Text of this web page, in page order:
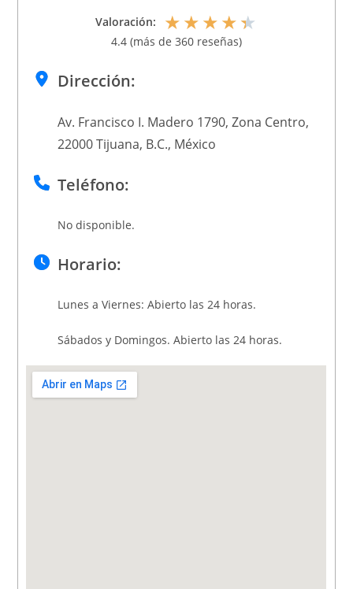
Valoración: ★★★★★
4.4 (más de 360 reseñas)
Dirección:
Av. Francisco I. Madero 1790, Zona Centro,
22000 Tijuana, B.C., México
Teléfono:
No disponible.
Horario:
Lunes a Viernes: Abierto las 24 horas.
Sábados y Domingos. Abierto las 24 horas.